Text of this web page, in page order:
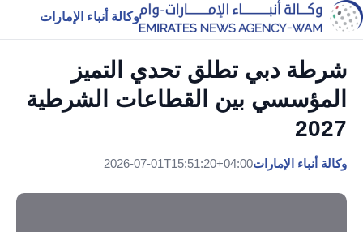
وكالة أنباء الإمارات
شرطة دبي تطلق تحدي التميز
المؤسسي بين القطاعات الشرطية
2027
وكالة أنباء الإمارات2026-07-01T15:51:20+04:00